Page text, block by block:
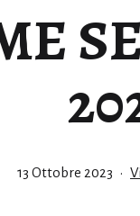
Pubblicato
13 Ottobre 2023